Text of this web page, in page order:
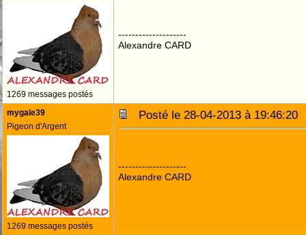
1269 messages postés
--------------------
Alexandre CARD
mygale39
Pigeon d'Argent
1269 messages postés
Posté le 28-04-2013 à
--------------------
Alexandre CARD